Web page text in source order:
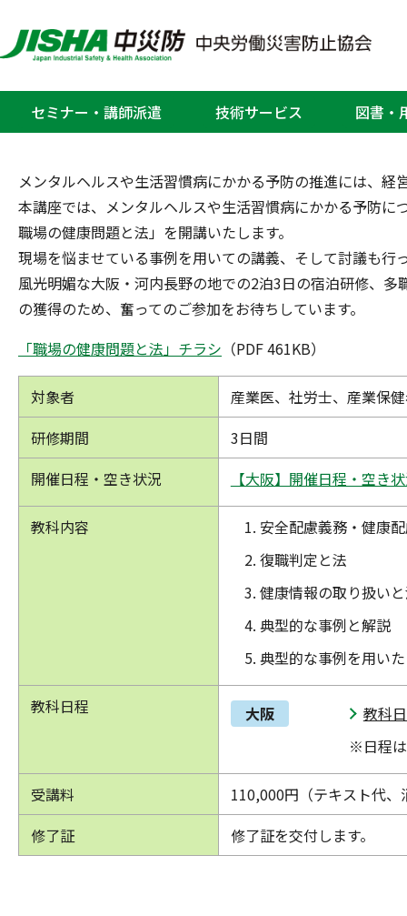
セミナー・講師派遣 技術サービス 図書・
事例に学び問題解決力をつけ
ホーム 東京・大阪安全衛生教育センター 講座のご案内
メンタルヘルスや生活習慣病にかかる予防の推進には、
本講座では、メンタルヘルスや生活習慣病にかかる予防
職場の健康問題と法」を開講いたします。
現場を悩ませている事例を用いての講義、そして討議も行
風光明媚な大阪・河内長野の地での2泊3日の宿泊研修、
の獲得のため、奮ってのご参加をお待ちしています。
「職場の健康問題と法」チラシ （PDF 461KB）
対象者
産業医、社労士、産業保
研修期間
3日間
開催日程・空き状況
【大阪】開催日程・空き
教科内容
安全配慮義務・健康
復職判定と法
健康情報の取り扱い
典型的な事例と解説
典型的な事例を用い
教科日程 大阪
教科
※日程
受講料
110,000円（テキスト代、
修了証
修了証を交付します。